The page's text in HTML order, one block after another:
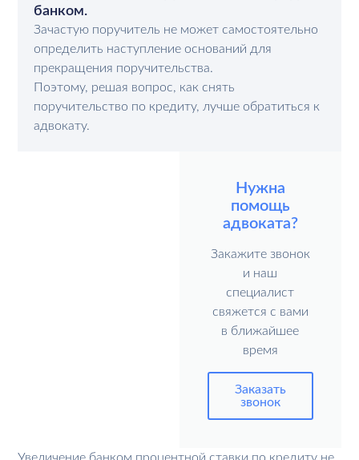
банком.
Зачастую поручитель не может самостоятельно
определить наступление оснований для
прекращения поручительства.
Поэтому, решая вопрос, как снять
поручительство по кредиту, лучше обратиться к
адвокату.
Нужна
помощь
адвоката?
Закажите звонок
и наш
специалист
свяжется с вами
в ближайшее
время
Заказать
звонок
Увеличение банком процентной ставки по кредиту не